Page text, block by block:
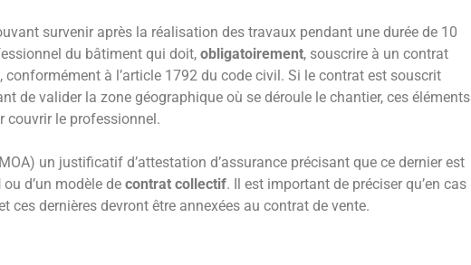
survenir après la réalisation des travaux pendant une durée de 10
du bâtiment qui doit, obligatoirement, souscrire à un contrat
, conformément à l’article 1792 du code civil. Si le contrat est souscrit
de valider la zone géographique où se déroule le chantier, ces éléments
couvrir le professionnel.
un justificatif d’attestation d’assurance précisant que ce dernier est
ou d’un modèle de contrat collectif. Il est important de préciser qu’en cas
ces dernières devront être annexées au contrat de vente.